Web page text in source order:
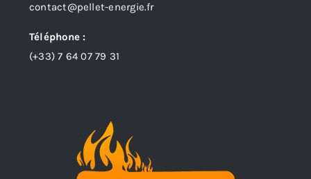
contact@pellet-energie.fr
Téléphone :
(+33)7 64 07 79 31